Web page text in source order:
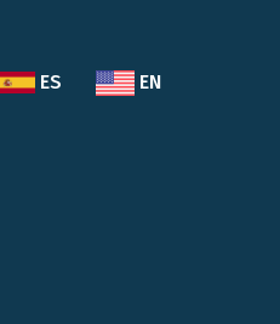
ES EN